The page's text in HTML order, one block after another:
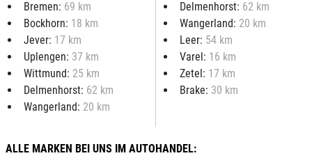
Bremen: 69 km
Bockhorn: 18 km
Delmenhorst: 62 km
Wangerland: 20 km
Jever: 17 km
Uplengen: 37 km
Wittmund: 25 km
Delmenhorst: 62 km
Wangerland: 20 km
Leer: 54 km
Varel: 16 km
Zetel: 17 km
Brake: 30 km
ALLE MARKEN BEI UNS IM AUTOHANDEL: